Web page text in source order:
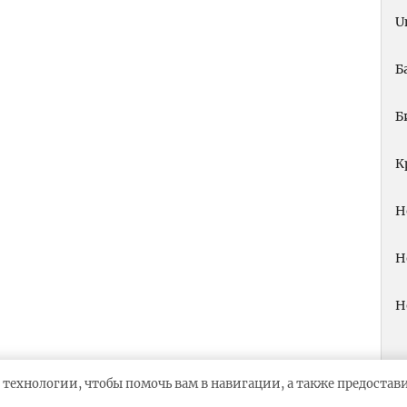
чтобы помочь вам в навигации, а также